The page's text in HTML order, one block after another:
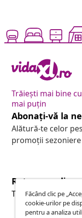
Trăiești mai bine cu
mai puțin
Abonați-vă la
Alătură-te celor
promoții
Retragere din
Trimite o cerere
Făcând clic pe
cookie-urilor pe
pentru a analiza